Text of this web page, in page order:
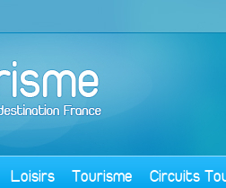
Loisirs Tourisme Circuits